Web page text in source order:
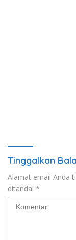
Tinggalkan
Alamat email Anda
ditandai *